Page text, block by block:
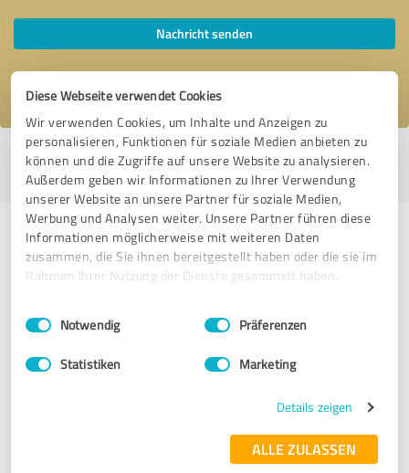
Diese Webseite verwendet Cookies
Wir verwenden Cookies, um Inhalte und Anzeigen zu
personalisieren, Funktionen für soziale Medien anbieten zu
können und die Zugriffe auf unsere Website zu analysieren.
Außerdem geben wir Informationen zu Ihrer Verwendung
unserer Website an unsere Partner für soziale Medien,
Werbung und Analysen weiter. Unsere Partner führen diese
Informationen möglicherweise mit weiteren Daten
zusammen, die Sie ihnen bereitgestellt haben oder die sie im
Rahmen Ihrer Nutzung der Dienste gesammelt haben.
Impressum Datenschutzbestimmungen
Einwilligungsauswahl
Notwendig Präferenzen
Statistiken Marketing
Details zeigen
ALLE ZULASSEN
Nachricht senden
Ich stimme den
Profil aktiv seit 16.03.2021 |Letzte Aktualisierung: 29.05.2026|Profil
melden
Erfahrungen zu weiteren
Anbietern aus dem Bereich
Michael Herzog